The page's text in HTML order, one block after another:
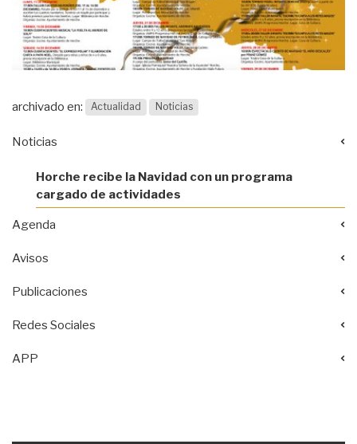
archivado en: Actualidad Noticias
Noticias
Horche recibe la Navidad con un programa
cargado de actividades
Agenda
Avisos
Publicaciones
Redes Sociales
APP